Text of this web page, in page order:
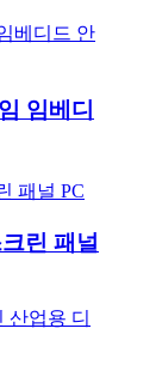
임베디
린 패널